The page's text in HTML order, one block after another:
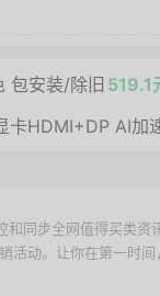
包安装/除旧 519.1
卡HDMI+DP AI加
同步全网值得买类资
活动。让你在第一时